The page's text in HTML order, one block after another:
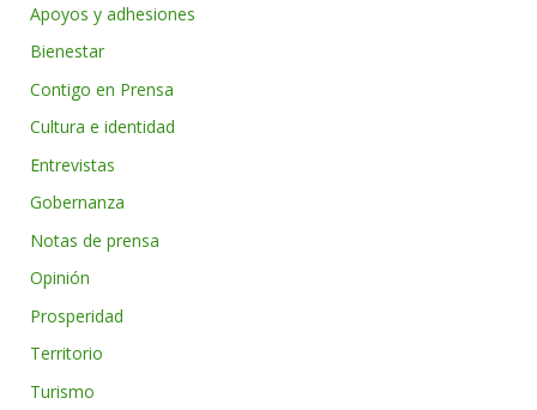
Apoyos y adhesiones
Bienestar
Contigo en Prensa
Cultura e identidad
Entrevistas
Gobernanza
Notas de prensa
Opinión
Prosperidad
Territorio
Turismo